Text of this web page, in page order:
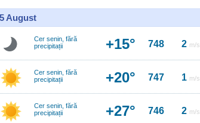
August
Cer senin, fără
precipitații
+15° 748 2 m/s
Cer senin, fără
precipitații
+20° 747 1 m/s
Cer senin, fără
precipitații
+27° 746 2 m/s